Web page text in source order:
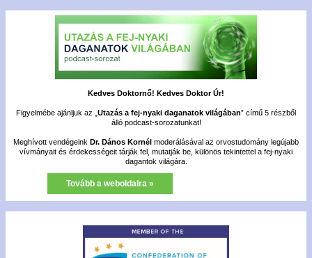
Kedves Doktornő! Kedves Doktor Úr!
Figyelmébe ajánljuk az „ Utazás a fej-nyaki daganatok világában” című 5 részből
álló podcast-sorozatunkat!
Meghívott vendégeink Dr. Dános Kornél moderálásával az orvostudomány legújabb
vívmányait és érdekességeit tárják fel, mutatják be, különös tekintettel a fej-nyaki
dagantok világára.
Tovább a weboldalra »